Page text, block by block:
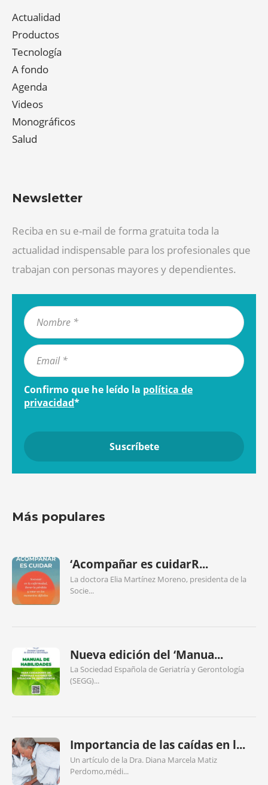
Actualidad
Productos
Tecnología
A fondo
Agenda
Videos
Monográficos
Salud
Newsletter
Reciba en su e-mail de forma gratuita toda la
actualidad indispensable para los profesionales que
trabajan con personas mayores y dependientes.
Confirmo que he leído la política de
privacidad*
Más populares
‘Acompañar es cuidarR...
La doctora Elia Martínez Moreno, presidenta de la
Socie...
Nueva edición del ‘Manua...
La Sociedad Española de Geriatría y Gerontología
(SEGG)...
Importancia de las caídas en l...
Un artículo de la Dra. Diana Marcela Matiz
Perdomo,médi...